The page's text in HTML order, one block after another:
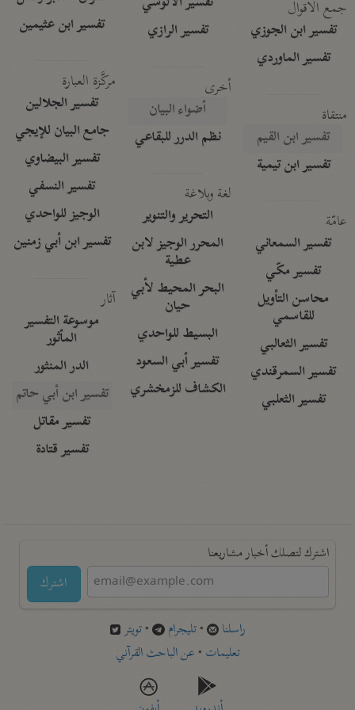
جمع الأقوال
تفسير ابن الجوزي
تفسير الماوردي
منتقاة
تفسير ابن القيم
تفسير ابن تيمية
عامّة
تفسير السمعاني
تفسير مكّي
محاسن التأويل
للقاسمي
تفسير الثعالبي
تفسير السمرقندي
تفسير الثعلبي
تفسير الرازي
أخرى
أضواء البيان
نظم الدرر للبقاعي
لغة وبلاغة
التحرير والتنوير
المحرر الوجيز لابن
عطية
البحر المحيط لأبي
حيان
البسيط للواحدي
تفسير أبي السعود
الكشاف للزمخشري
تفسير ابن عثيمين
مركَّزة العبارة
تفسير الجلالين
جامع البيان للإيجي
تفسير البيضاوي
تفسير النسفي
الوجيز للواحدي
تفسير ابن أبي زمنين
آثار
موسوعة التفسير
المأثور
الدر المنثور
تفسير ابن أبي حاتم
تفسير مقاتل
تفسير قتادة
اشترك لتصلك أخبار مشاريعنا
اشترك
راسلنا •تليجرام •تويتر
تعليمات •عن الباحث القرآني